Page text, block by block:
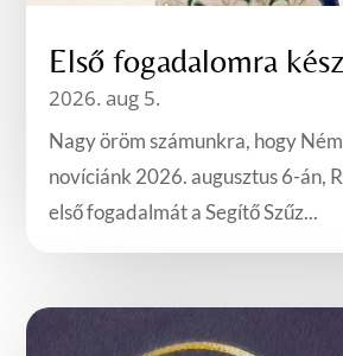
Első fogadalomra
2026. aug 5.
Nagy öröm számunkra, hogy
novíciánk 2026. augusztus 6-án,
első fogadalmát a Segítő Szűz...